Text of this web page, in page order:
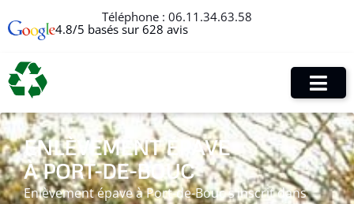
Téléphone : 06.11.34.63.58
4.8/5 basés sur 628 avis
ENLÈVEMENT ÉPAVE
À PORT-DE-BOUC
Enlèvement épave à Port-de-Bouc s’inscrit dans